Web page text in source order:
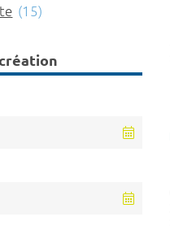
(15)